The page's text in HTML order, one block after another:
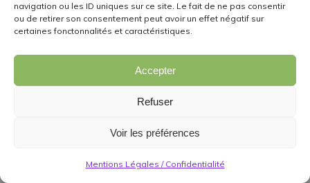
navigation ou les ID uniques sur ce site. Le fait de ne pas consentir
ou de retirer son consentement peut avoir un effet négatif sur
certaines fonctonnalités et caractéristiques.
Accepter
Refuser
Voir les préférences
Mentions Légales / Confidentialité